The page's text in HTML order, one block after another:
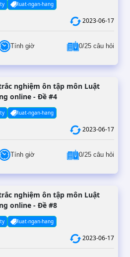
luat-ngan-hang
2023-06-17
Tính giờ 0/25 câu hỏi
nghiệm ôn tập môn Luật
online - Đề #4
luat-ngan-hang
2023-06-17
Tính giờ 0/25 câu hỏi
nghiệm ôn tập môn Luật
online - Đề #8
luat-ngan-hang
2023-06-17